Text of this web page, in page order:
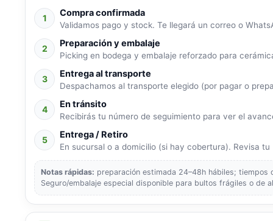
1 Compra confirmada
Validamos pago y stock. Te llegará un correo o
2 Preparación y embalaje
Picking en bodega y embalaje reforzado para
3 Entrega al transporte
Despachamos al transporte elegido (por pagar o
4 En tránsito
Recibirás tu número de seguimiento para ver el
5 Entrega / Retiro
En sucursal o a domicilio (si hay cobertura). Revisa
Notas rápidas: preparación estimada 24–48h hábiles;
Seguro/embalaje especial disponible para bultos frágiles o de